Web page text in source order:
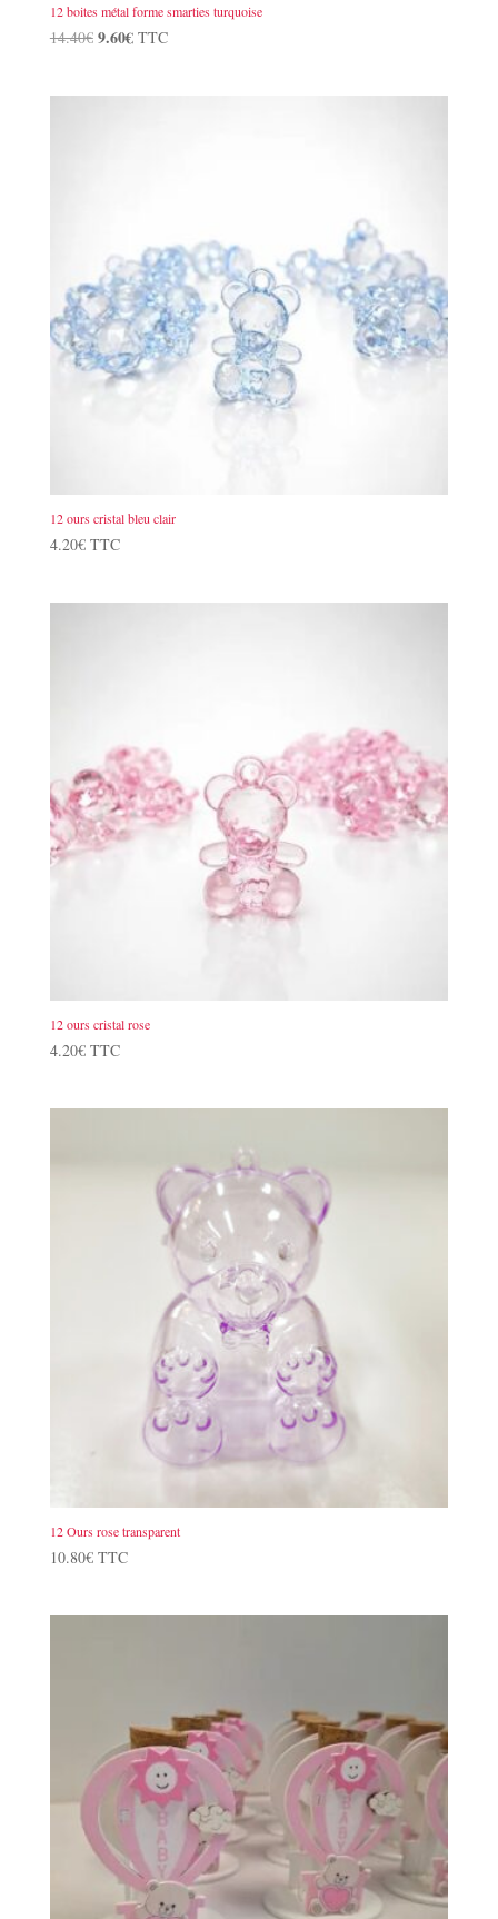
12 boites métal forme smarties turquoise
14.40€ Le
9.60€Le
TTC
12 ours cristal bleu clair
4.20€ TTC
12 ours cristal rose
4.20€ TTC
12 Ours rose transparent
10.80€ TTC